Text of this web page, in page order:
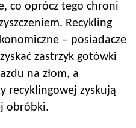
co oprócz tego chroni
Recykling
– posiadacze
zastrzyk gotówki
na złom, a
recyklingowej zyskują
obróbki.